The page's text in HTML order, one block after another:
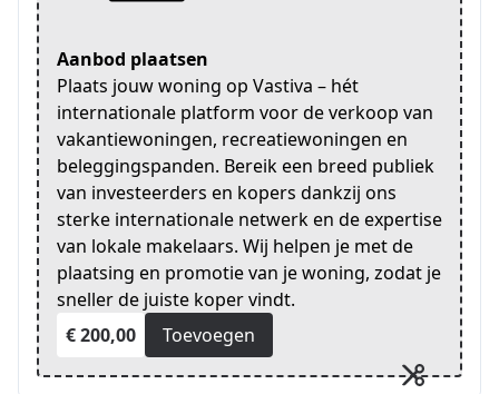
Aanbod plaatsen
Plaats jouw woning op Vastiva – hét
internationale platform voor de verkoop van
vakantiewoningen, recreatiewoningen en
beleggingspanden. Bereik een breed publiek
van investeerders en kopers dankzij ons
sterke internationale netwerk en de expertise
van lokale makelaars. Wij helpen je met de
plaatsing en promotie van je woning, zodat je
sneller de juiste koper vindt.
€ 200,00
Toevoegen